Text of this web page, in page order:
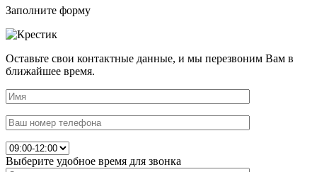
Заполните форму
Оставьте свои контактные данные, и мы перезвоним Вам в
ближайшее время.
Выберите удобное время для звонка